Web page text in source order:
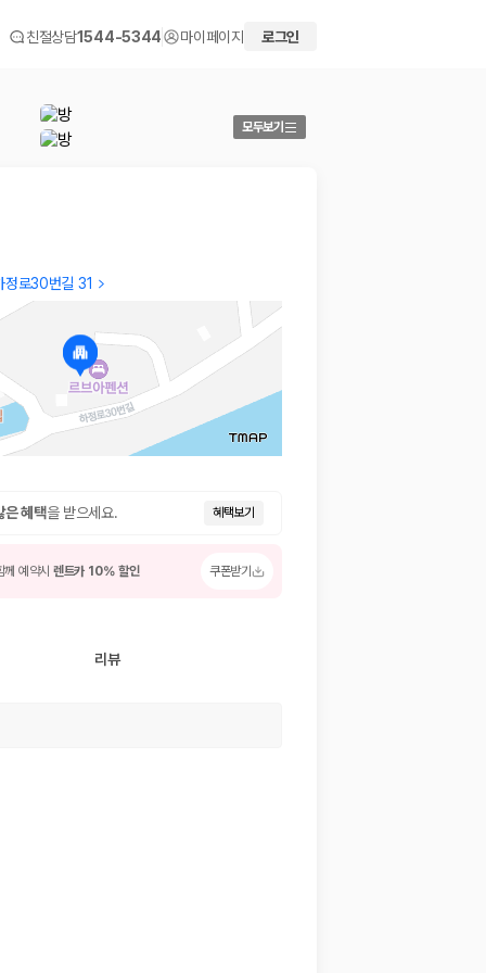
서 비교해 사용자가 자신의 일정과 예산에 맞는 차량을 선택할 수 있도
한 차량을 고를 수 있습니다.
친절상담1544-5344 마이페이지 로그인
모두보기
정로30번길 31
객실 깔끔하고, 일출을 보며 일어날 수 있는 멋진 숙소입니다.
2026.02.05
은 혜택을 받으세요. 혜택보기
께 예약시 렌트카 10% 할인 쿠폰받기
리뷰